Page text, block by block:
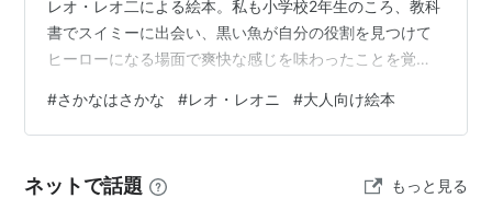
作者:レオ・レオニ,谷川俊太郎
出版社/メーカー:
好学社
発売日:1975/04/01
メディア:
大型本
クリック : 32回
この商品を含むブログ (26件) を見る
『平行植物』
レオ・レオ二による絵本。私も小学校2年生のころ、教科
書でスイミーに出会い、黒い魚が自分の役割を見つけて
ヒーローになる場面で爽快な感じを味わったことを覚え
しめる。訳者は谷川俊太郎で、文章は詩的で美しく、リ
ズムもよい。そして、ドキッとするほどスリリングで、
かな』は、みずうみに住むオタマジャクシとさかなが友
#さかなはさかな #レオ・レオニ #大人向け絵本
ネットで話題 もっと見る